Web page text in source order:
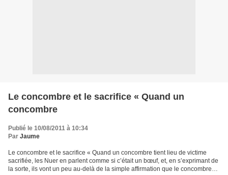
Le concombre et le sacrifice « Quand un
concombre
Publié le 10/08/2011 à 10:34
Par Jaume
Le concombre et le sacrifice « Quand un concombre tient lieu de victime
sacrifiée, les Nuer en parlent comme si c’était un bœuf, et, en s’exprimant de
la sorte, ils vont un peu au-delà de la simple affirmation que le concombre